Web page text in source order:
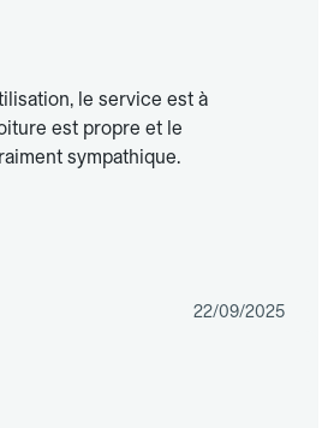
le service est à
est propre et le
sympathique.
22/09/2025